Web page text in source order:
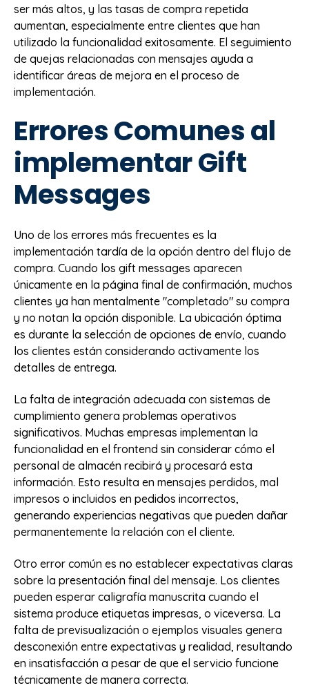
ser más altos, y las tasas de compra repetida
aumentan, especialmente entre clientes que han
utilizado la funcionalidad exitosamente. El seguimiento
de quejas relacionadas con mensajes ayuda a
identificar áreas de mejora en el proceso de
implementación.
Errores Comunes al
implementar Gift
Messages
Uno de los errores más frecuentes es la
implementación tardía de la opción dentro del flujo de
compra. Cuando los gift messages aparecen
únicamente en la página final de confirmación, muchos
clientes ya han mentalmente "completado" su compra
y no notan la opción disponible. La ubicación óptima
es durante la selección de opciones de envío, cuando
los clientes están considerando activamente los
detalles de entrega.
La falta de integración adecuada con sistemas de
cumplimiento genera problemas operativos
significativos. Muchas empresas implementan la
funcionalidad en el frontend sin considerar cómo el
personal de almacén recibirá y procesará esta
información. Esto resulta en mensajes perdidos, mal
impresos o incluidos en pedidos incorrectos,
generando experiencias negativas que pueden dañar
permanentemente la relación con el cliente.
Otro error común es no establecer expectativas claras
sobre la presentación final del mensaje. Los clientes
pueden esperar caligrafía manuscrita cuando el
sistema produce etiquetas impresas, o viceversa. La
falta de previsualización o ejemplos visuales genera
desconexión entre expectativas y realidad, resultando
en insatisfacción a pesar de que el servicio funcione
técnicamente de manera correcta.